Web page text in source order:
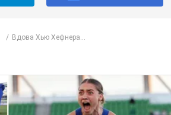
Вдова Хью Хефнера...